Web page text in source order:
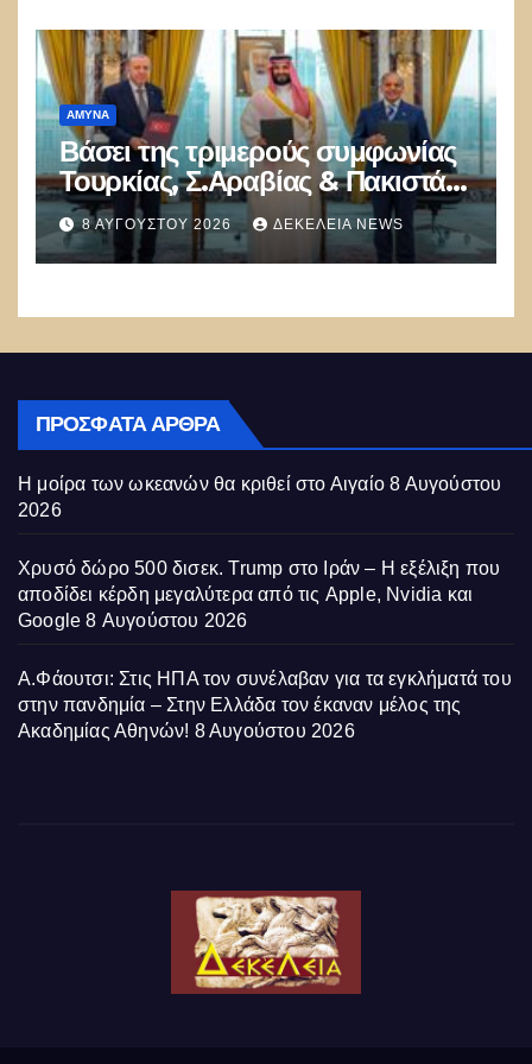
ΑΜΥΝΑ
Βάσει της τριμερούς συμφωνίας
Τουρκίας, Σ.Αραβίας & Πακιστάν
θα πολεμήσουν Ριάντ και
Ισλαμαμπάντ κατά της Ελλάδας!
8 ΑΥΓΟΎΣΤΟΥ 2026 ΔΕΚΈΛΕΙΑ NEWS
ΠΡΌΣΦΑΤΑ ΆΡΘΡΑ
Η μοίρα των ωκεανών θα κριθεί στο Αιγαίο 8 Αυγούστου
2026
Χρυσό δώρο 500 δισεκ. Trump στο Ιράν – Η εξέλιξη που
αποδίδει κέρδη μεγαλύτερα από τις Apple, Nvidia και
Google 8 Αυγούστου 2026
Α.Φάουτσι: Στις ΗΠΑ τον συνέλαβαν για τα εγκλήματά του
στην πανδημία – Στην Ελλάδα τον έκαναν μέλος της
Ακαδημίας Αθηνών! 8 Αυγούστου 2026